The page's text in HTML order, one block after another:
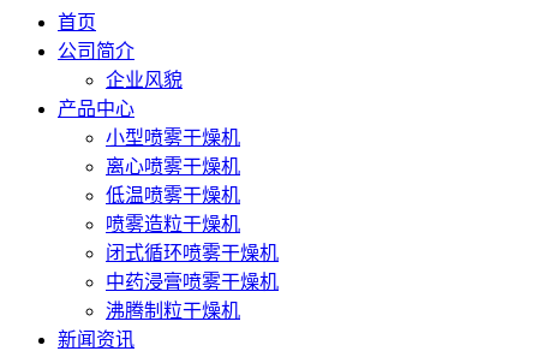
首页
公司简介
企业风貌
产品中心
小型喷雾干燥机
离心喷雾干燥机
低温喷雾干燥机
喷雾造粒干燥机
闭式循环喷雾干燥机
中药浸膏喷雾干燥机
沸腾制粒干燥机
新闻资讯